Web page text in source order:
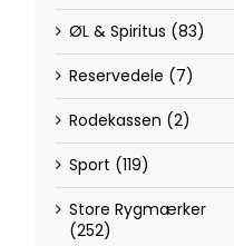
ØL & Spiritus (83)
Reservedele (7)
Rodekassen (2)
Sport (119)
Store Rygmærker
(252)